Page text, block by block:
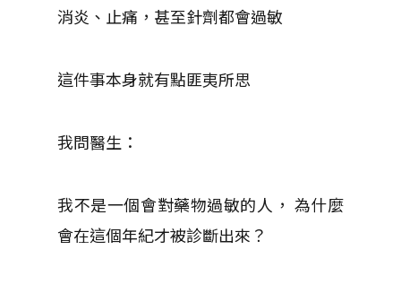
消炎、止痛，甚至針劑都會過敏
這件事本身就有點匪夷所思
我問醫生：
我不是一個會對藥物過敏的人， 為什麼
會在這個年紀才被診斷出來？